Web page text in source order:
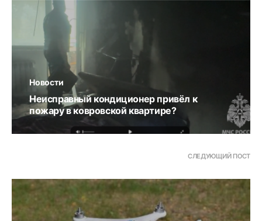
Новости
Неисправный кондиционер привёл к
пожару в ковровской квартире?
СЛЕДУЮЩИЙ ПОСТ